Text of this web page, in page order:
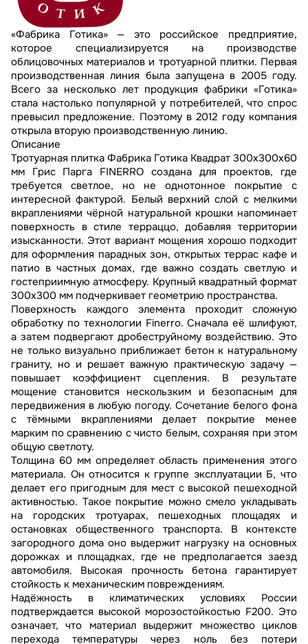
«Фабрика Готика» — это российское предприятие,
которое специализируется на производстве
облицовочных материалов и тротуарной плитки. Первая
производственная линия была запущена в 2005 году.
Всего за несколько лет продукция фабрики «Готика»
стала настолько популярной у потребителей, что спрос
превысил предложение. Поэтому в 2012 году компания
открыла вторую производственную линию.
Описание
Тротуарная плитка Фабрика Готика Квадрат 300х300х60
мм Грис Парга FINERRO создана для проектов, где
требуется светлое, но не однотонное покрытие с
интересной фактурой. Белый верхний слой с мелкими
вкраплениями чёрной натуральной крошки напоминает
поверхность в стиле терраццо, добавляя территории
изысканности. Этот вариант мощения хорошо подходит
для оформления парадных зон, открытых террас кафе и
патио в частных домах, где важно создать светлую и
гостеприимную атмосферу. Крупный квадратный формат
300х300 мм подчеркивает геометрию пространства.
Поверхность каждого элемента проходит сложную
обработку по технологии Finerro. Сначала её шлифуют,
а затем подвергают дробеструйному воздействию. Это
не только визуально приближает бетон к натуральному
граниту, но и решает важную практическую задачу —
повышает коэффициент сцепления. В результате
мощение становится нескользким и безопасным для
передвижения в любую погоду. Сочетание белого фона
с тёмными вкраплениями делает покрытие менее
марким по сравнению с чисто белым, сохраняя при этом
общую светлоту.
Толщина 60 мм определяет область применения этого
материала. Он относится к группе эксплуатации Б, что
делает его пригодным для мест с высокой пешеходной
активностью. Такое покрытие можно смело укладывать
на городских тротуарах, пешеходных площадях и
остановках общественного транспорта. В контексте
загородного дома оно выдержит нагрузку на основных
дорожках и площадках, где не предполагается заезд
автомобиля. Высокая прочность бетона гарантирует
стойкость к механическим повреждениям.
Надёжность в климатических условиях России
подтверждается высокой морозостойкостью F200. Это
означает, что материал выдержит множество циклов
перехода температуры через ноль без потери